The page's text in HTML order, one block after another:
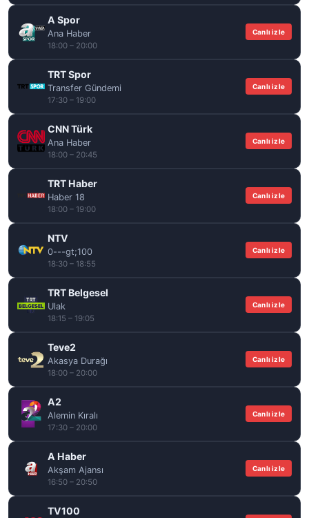
A Spor
Ana Haber
18:00 – 20:00
Canlı izle
TRT Spor
Transfer Gündemi
17:30 – 19:00
Canlı izle
CNN Türk
Ana Haber
18:00 – 20:45
Canlı izle
TRT Haber
Haber 18
18:00 – 19:00
Canlı izle
NTV
0---gt;100
18:30 – 18:55
Canlı izle
TRT Belgesel
Ulak
18:15 – 19:05
Canlı izle
Teve2
Akasya Durağı
18:00 – 20:00
Canlı izle
A2
Alemin Kıralı
17:30 – 20:00
Canlı izle
A Haber
Akşam Ajansı
16:50 – 20:50
Canlı izle
TV100